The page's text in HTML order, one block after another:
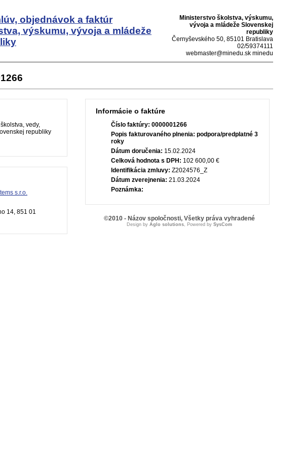
objednávok a faktúr
výskumu, vývoja a mládeže
Ministerstvo školstva, výskumu,
vývoja a mládeže Slovenskej
republiky
Černyševského 50, 85101 Bratislava
02/59374111
webmaster@minedu.sk minedu
vedy,
republiky
s.r.o.
14, 851 01
Informácie o faktúre
Číslo faktúry: 0000001266
Popis fakturovaného plnenia: podpora/predplatné 3
roky
Dátum doručenia: 15.02.2024
Celková hodnota s DPH: 102 600,00 €
Identifikácia zmluvy: Z2024576_Z
Dátum zverejnenia: 21.03.2024
Poznámka:
©2010 - Názov spoločnosti, Všetky práva vyhradené
Design by Aglo solutions, Powered by SysCom